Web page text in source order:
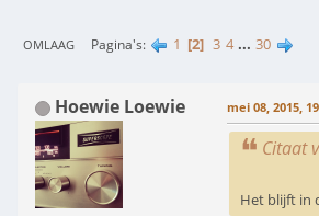
OMLAAG Pagina's 1 2 3 4 ... 30
Hoewie Loewie mei 08, 2015,
Citaat
Het blijft in